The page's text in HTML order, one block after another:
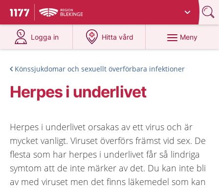
Till startsidan för 1177
Du har valt region
Logga in
på 1177.se
Hitta vård
på 1177.se
Meny
Könssjukdomar och sexuellt överförbara infektioner
Herpes i underlivet
Herpes i underlivet orsakas av ett virus och är
mycket vanligt. Viruset överförs främst vid sex. De
flesta som har herpes i underlivet får så lindriga
symtom att de inte märker av det. Du kan inte bli
av med viruset men det finns läkemedel som kan